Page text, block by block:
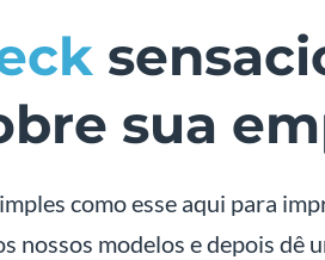
sua
como esse aqui para
nossos modelos e depois